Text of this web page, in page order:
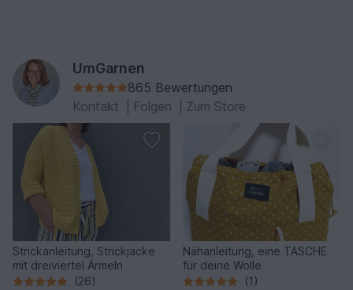
UmGarnen
865 Bewertungen
Kontakt
Folgen Zum Store
Strickanleitung, Strickjacke
mit dreiviertel Ärmeln
(26)
Nähanleitung, eine TASCHE
für deine Wolle
(1)